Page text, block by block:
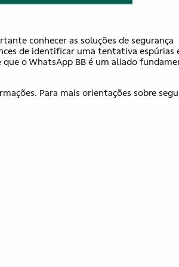
conhecer as soluções de segurança
de identificar uma tentativa espúrias
o WhatsApp BB é um aliado
Para mais orientações sobre